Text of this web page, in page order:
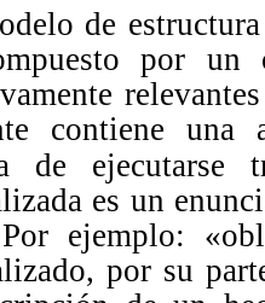
de
por
contiene una
de ejecutarse
es un
Por ejemplo:
por su